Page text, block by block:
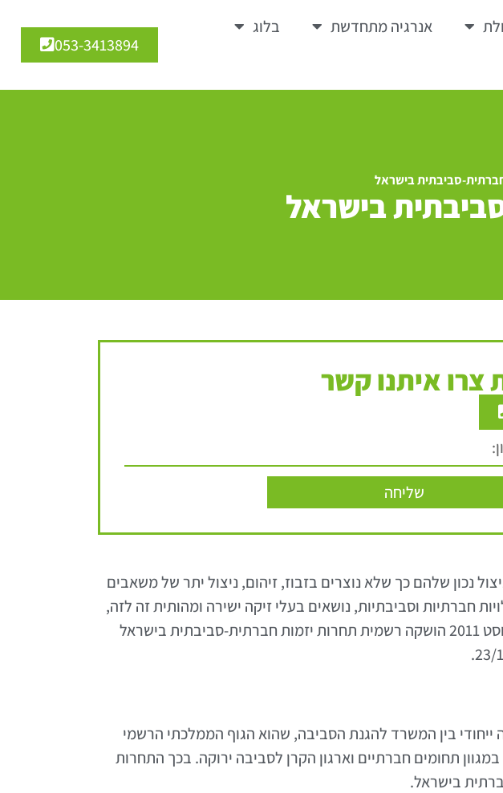
אנרגיה מתחדשת
בלוג
053-3413894
סביבתית בישראל
בישראל
איתנו קשר
שליחה
נכון שלהם כך שלא נוצרים בזבוז, זיהום, ניצול יתר של משאבים
חברתיות וסביבתיות, נושאים בעלי זיקה ישירה ומהותית זה לזה,
הוא כמובן מבורך ומקדם יצירת ערך ומשמעות תוך ניצול נכון של משאבים. בסוף אוגוסט 2011 הושקה רשמית תחרות יזמות חברתית-סביבתית בישראל
בין המשרד להגנת הסביבה, שהוא הגוף הממלכתי הרשמי
תחומים חברתיים וארגון הקרן לסביבה ירוקה. בכך התחרות
בישראל.